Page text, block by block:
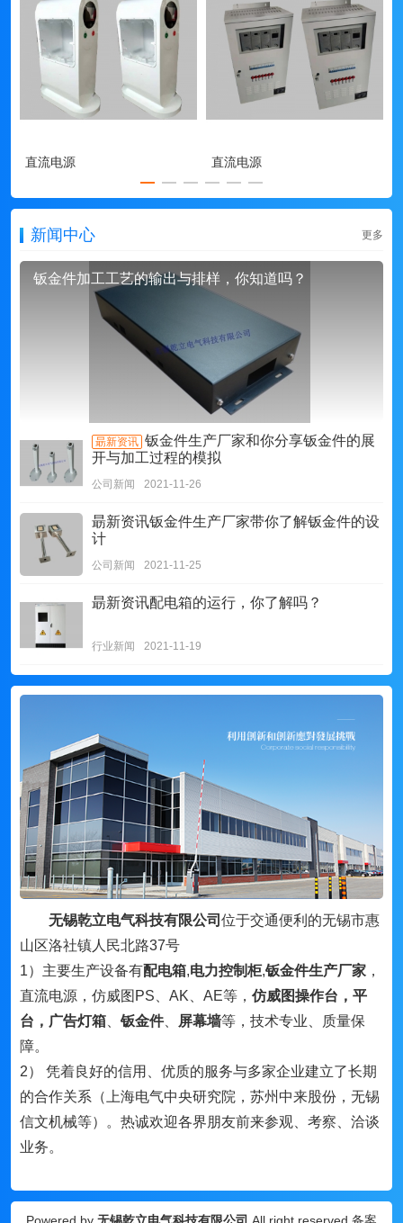
直流电源 直流电源
新闻中心 更多
钣金件加工工艺的输出与排样，你知道吗？
朂新资讯 钣金件生产厂家和你分享钣金件的展
开与加工过程的模拟
公司新闻 2021-11-26
朂新资讯钣金件生产厂家带你了解钣金件的设
计
公司新闻 2021-11-25
朂新资讯配电箱的运行，你了解吗？
行业新闻 2021-11-19
无锡乾立电气科技有限公司 位于交通便利的无锡市惠
山区洛社镇人民北路37号
1）主要生产设备有配电箱,电力控制柜,钣金件生产厂家 ，
直流电源，仿威图PS、AK、AE等， 仿威图操作台 ，平
台， 广告灯箱 钣金件、 屏幕墙等，技术专业、质量保
障。
2） 凭着良好的信用、优质的服务与多家企业建立了长期
的合作关系（上海电气中央研究院，苏州中来股份，无锡
信文机械等）。热诚欢迎各界朋友前来参观、考察、洽谈
业务。